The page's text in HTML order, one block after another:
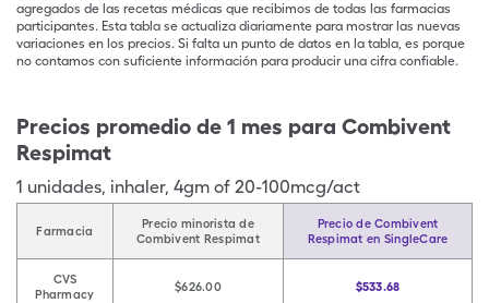
agregados de las recetas médicas que recibimos de todas las farmacias
participantes. Esta tabla se actualiza diariamente para mostrar las nuevas
variaciones en los precios. Si falta un punto de datos en la tabla, es porque
no contamos con suficiente información para producir una cifra confiable.
Precios promedio de 1 mes para Combivent
Respimat
1 unidades, inhaler, 4gm of 20-100mcg/act
Farmacia
Precio minorista de
Combivent Respimat
Precio de Combivent
Respimat en SingleCare
CVS
Pharmacy
$626.00 $533.68